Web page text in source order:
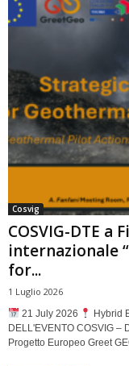
Cosvig
COSVIG-DTE a
internazionale
for...
1 Luglio 2026
21 July 2026
Hybrid
DELL'EVENTO COSVIG –
Progetto Europeo Greet